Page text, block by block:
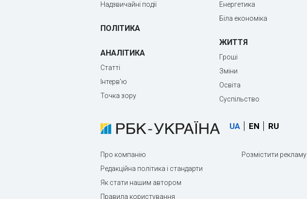
Надзвичайні події
ПОЛІТИКА
АНАЛІТИКА
Статті
Інтерв'ю
Точка зору
Енергетика
Біла економіка
ЖИТТЯ
Гроші
Зміни
Освіта
Суспільство
UA EN RU
Про компанію
Редакційна політика і стандарти
Як стати нашим автором
Правила користування
Розмістити рекламу